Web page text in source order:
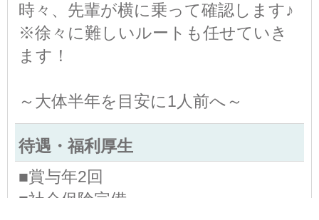
時々、先輩が横に乗って確認します♪
※徐々に難しいルートも任せていき
ます！
～大体半年を目安に1人前へ～
待遇・福利厚生
■賞与年2回
■社会保険完備